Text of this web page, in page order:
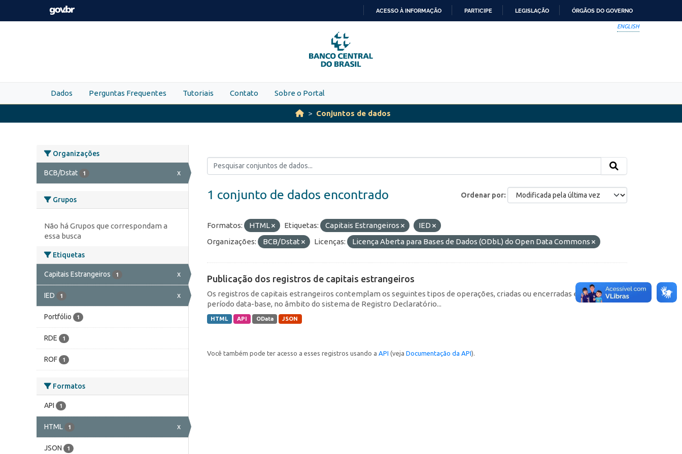
Skip to main content
PARA
O
CONTEÚDO
ACESSO À INFORMAÇÃO PARTICIPE LEGISLAÇÃO ÓRGÃOS DO GOVERNO
ENGLISH
Dados Perguntas Frequentes Tutoriais Contato Sobre o Portal
Conjuntos de dados
Organizações
BCB/Dstat 1 x
Grupos
Não há Grupos que correspondam a
essa busca
Etiquetas
Capitais Estrangeiros 1 x
IED 1 x
Portfólio 1
RDE 1
ROF 1
Formatos
API 1
HTML 1 x
JSON 1
Ordenar por
1 conjunto de dados encontrado
Formatos: HTML Etiquetas: Capitais Estrangeiros
IED
Organizações:
BCB/Dstat Licenças: Licença Aberta para Bases de Dados (ODbL) do Open Data Commons
Publicação dos registros de capitais estrangeiros
Os registros de capitais estrangeiros contemplam os seguintes tipos de operações, criadas ou encerradas em cada
período data-base, no âmbito do sistema de Registro Declaratório...
HTML API OData JSON
Você também pode ter acesso a esses registros usando a API (veja Documentação da API).